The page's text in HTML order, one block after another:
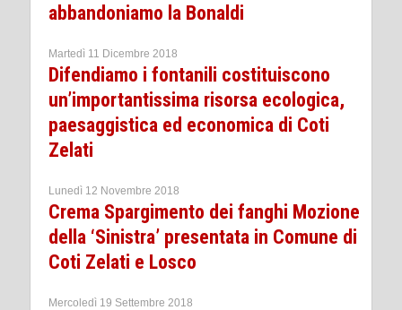
abbandoniamo la Bonaldi
Martedì 11 Dicembre 2018
Difendiamo i fontanili costituiscono
un’importantissima risorsa ecologica,
paesaggistica ed economica di Coti
Zelati
Lunedì 12 Novembre 2018
Crema Spargimento dei fanghi Mozione
della ‘Sinistra’ presentata in Comune di
Coti Zelati e Losco
Mercoledì 19 Settembre 2018